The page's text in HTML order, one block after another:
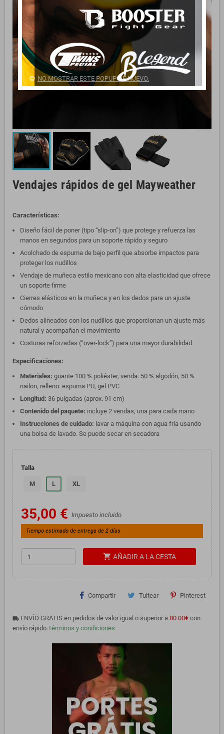
Vendajes rápidos de gel Mayweather
Características:
Diseño fácil de poner (tipo “slip-on”) que protege y refuerza las
manos en segundos para un soporte rápido y seguro
Acolchado de espuma de bajo perfil que absorbe impactos para
proteger los nudillos
Vendaje de muñeca estilo mexicano con alta elasticidad que ofrece
un soporte firme
Cierres elásticos en la muñeca y en los dedos para un ajuste
cómodo
Dedos alineados con los nudillos que proporcionan un ajuste más
natural y acompañan el movimiento
Costuras reforzadas (“over-lock”) para una mayor durabilidad
Especificaciones:
Materiales: guante 100 % poliéster, venda: 50 % algodón, 50 %
nailon, relleno: espuma PU, gel PVC
Longitud: 36 pulgadas (aprox. 91 cm)
Contenido del paquete: incluye 2 vendas, una para cada mano
Instrucciones de cuidado: lavar a máquina con agua fría usando
una bolsa de lavado. Se puede secar en secadora
Talla
M L XL
35,00 € Impuesto incluido
Tiempo estimado de entrega de 2 días
shopping_cart AÑADIR A LA CESTA
Compartir Tuitear Pinterest
local_shipping ENVÍO GRATIS en pedidos de valor igual o superior a 80.00€ con
envío rápido.Términos y condiciones
NO MOSTRAR ESTE POPUP DE NUEVO.